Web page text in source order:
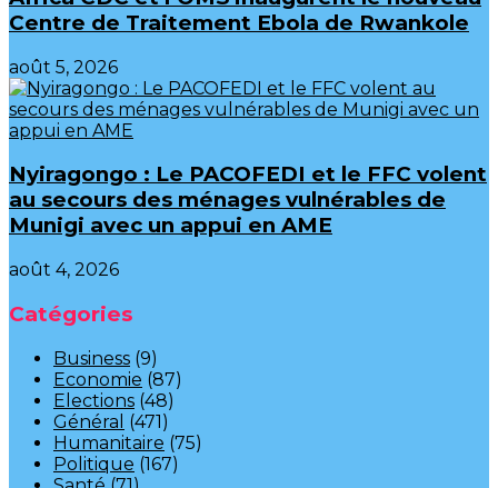
Centre de Traitement Ebola de Rwankole
août 5, 2026
‎Nyiragongo : Le PACOFEDI et le FFC volent
au secours des ménages vulnérables de
Munigi avec un appui en AME‎‎
août 4, 2026
Catégories
Business (9)
Economie (87)
Elections (48)
Général (471)
Humanitaire (75)
Politique (167)